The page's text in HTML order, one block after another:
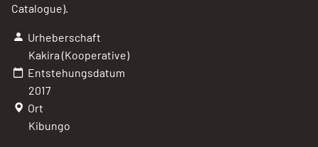
Catalogue).
Urheberschaft
Kakira (Kooperative)
Entstehungsdatum
2017
Ort
Kibungo